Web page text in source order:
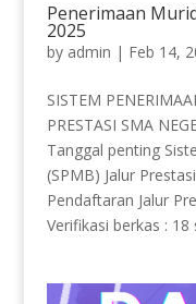
Penerimaan
2025
by admin | Feb 14,
SISTEM
PRESTASI SMA
Tanggal penting
(SPMB) Jalur
Pendaftaran Jalur
Verifikasi berkas : 18